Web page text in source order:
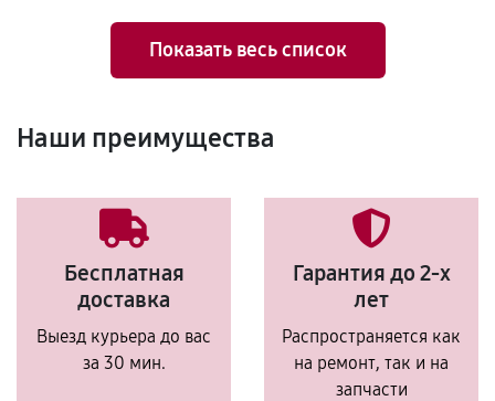
Показать весь список
Наши преимущества
Бесплатная
доставка
Выезд курьера до вас
за 30 мин.
Гарантия до 2-х
лет
Распространяется как
на ремонт, так и на
запчасти